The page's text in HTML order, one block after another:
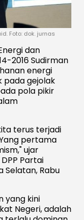
Foto: dok. jurnas
dan
2016 Sudirman
energi
pada gejolak
pola pikir
terus terjadi
pertama
ujar
Partai
Selatan, Rabu
yang kini
Negeri, adalah